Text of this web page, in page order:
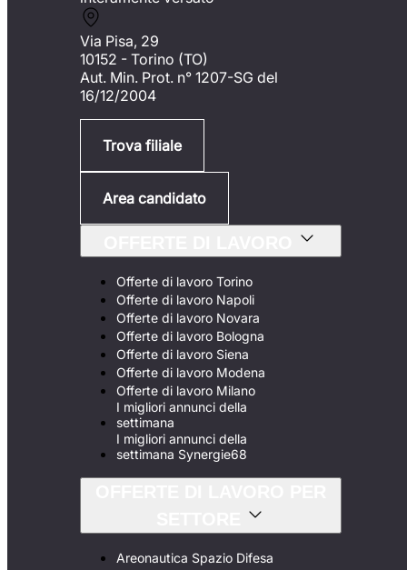
Via Pisa, 29
10152 - Torino (TO)
Aut. Min. Prot. n° 1207-SG del
16/12/2004
Trova filiale
Area candidato
Offerte di lavoro Torino
Offerte di lavoro Napoli
Offerte di lavoro Novara
Offerte di lavoro Bologna
Offerte di lavoro Siena
Offerte di lavoro Modena
Offerte di lavoro Milano
I migliori annunci della
settimana
I migliori annunci della
settimana Synergie68
Areonautica Spazio Difesa